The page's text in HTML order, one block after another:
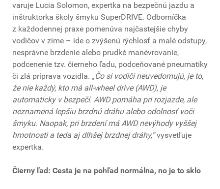
varuje Lucia Solomon, expertka na bezpečnú jazdu a
inštruktorka školy šmyku SuperDRIVE. Odborníčka
z každodennej praxe pomenúva najčastejšie chyby
vodičov v zime – ide o zvýšenú rýchlosť a malé odstupy,
nesprávne brzdenie alebo prudké manévrovanie,
podcenenie tzv. čierneho ľadu, podceňované pneumatiky
či zlá príprava vozidla. „Čo si vodiči neuvedomujú, je to,
že nie každý, kto má all-wheel drive (AWD), je
automaticky v bezpečí. AWD pomáha pri rozjazde, ale
neznamená lepšiu brzdnú dráhu alebo odolnosť voči
šmyku. Naopak, pri brzdení má AWD nevýhody vyššej
hmotnosti a teda aj dlhšej brzdnej dráhy,“vysvetľuje
expertka.
Čierny ľad: Cesta je na pohľad normálna, no je to sklo